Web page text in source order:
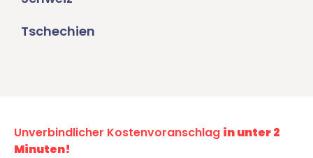
Tschechien
Unverbindlicher Kostenvoranschlag in unter 2
Minuten!